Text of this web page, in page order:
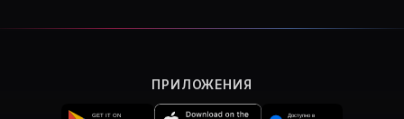
ПРИЛОЖЕНИЯ